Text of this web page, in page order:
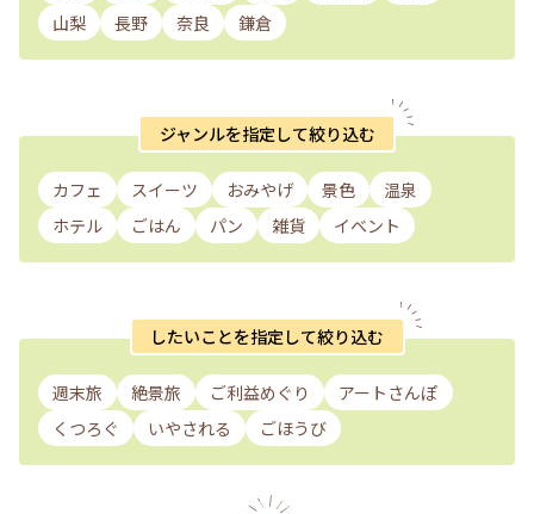
山梨
長野 奈良 鎌倉
ジャンルを指定して絞り込む
カフェ スイーツ おみやげ 景色
温泉
ホテル
ごはん パン 雑貨 イベント
したいことを指定して絞り込む
週末旅 絶景旅 ご利益めぐり
アートさんぽ
くつろぐ
いやされる ごほうび